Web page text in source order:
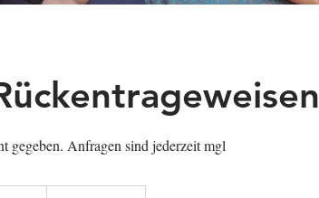
gegeben. Anfragen sind jederzeit mgl